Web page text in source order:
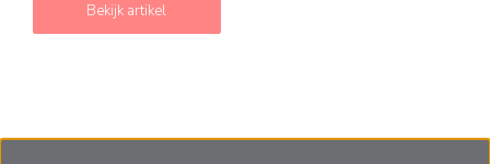
Bekijk artikel